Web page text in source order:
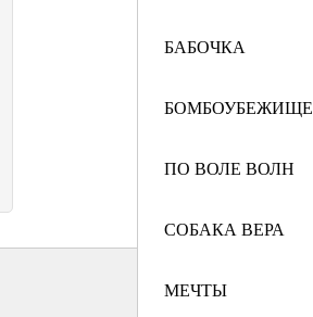
БАБОЧКА
БОМБОУБЕЖИЩЕ
ПО ВОЛЕ ВОЛН
СОБАКА ВЕРА
МЕЧТЫ